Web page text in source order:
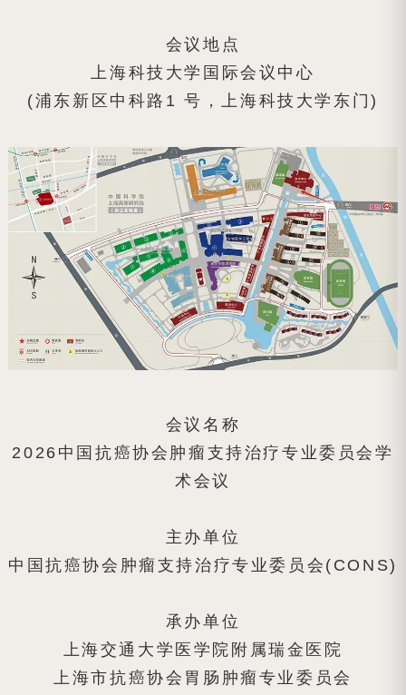
会议地点
上海科技大学国际会议中心
(浦东新区中科路1 号，上海科技大学东门)
会议名称
2026中国抗癌协会肿瘤支持治疗专业委员会学
术会议
主办单位
中国抗癌协会肿瘤支持治疗专业委员会(CONS)
承办单位
上海交通大学医学院附属瑞金医院
上海市抗癌协会胃肠肿瘤专业委员会